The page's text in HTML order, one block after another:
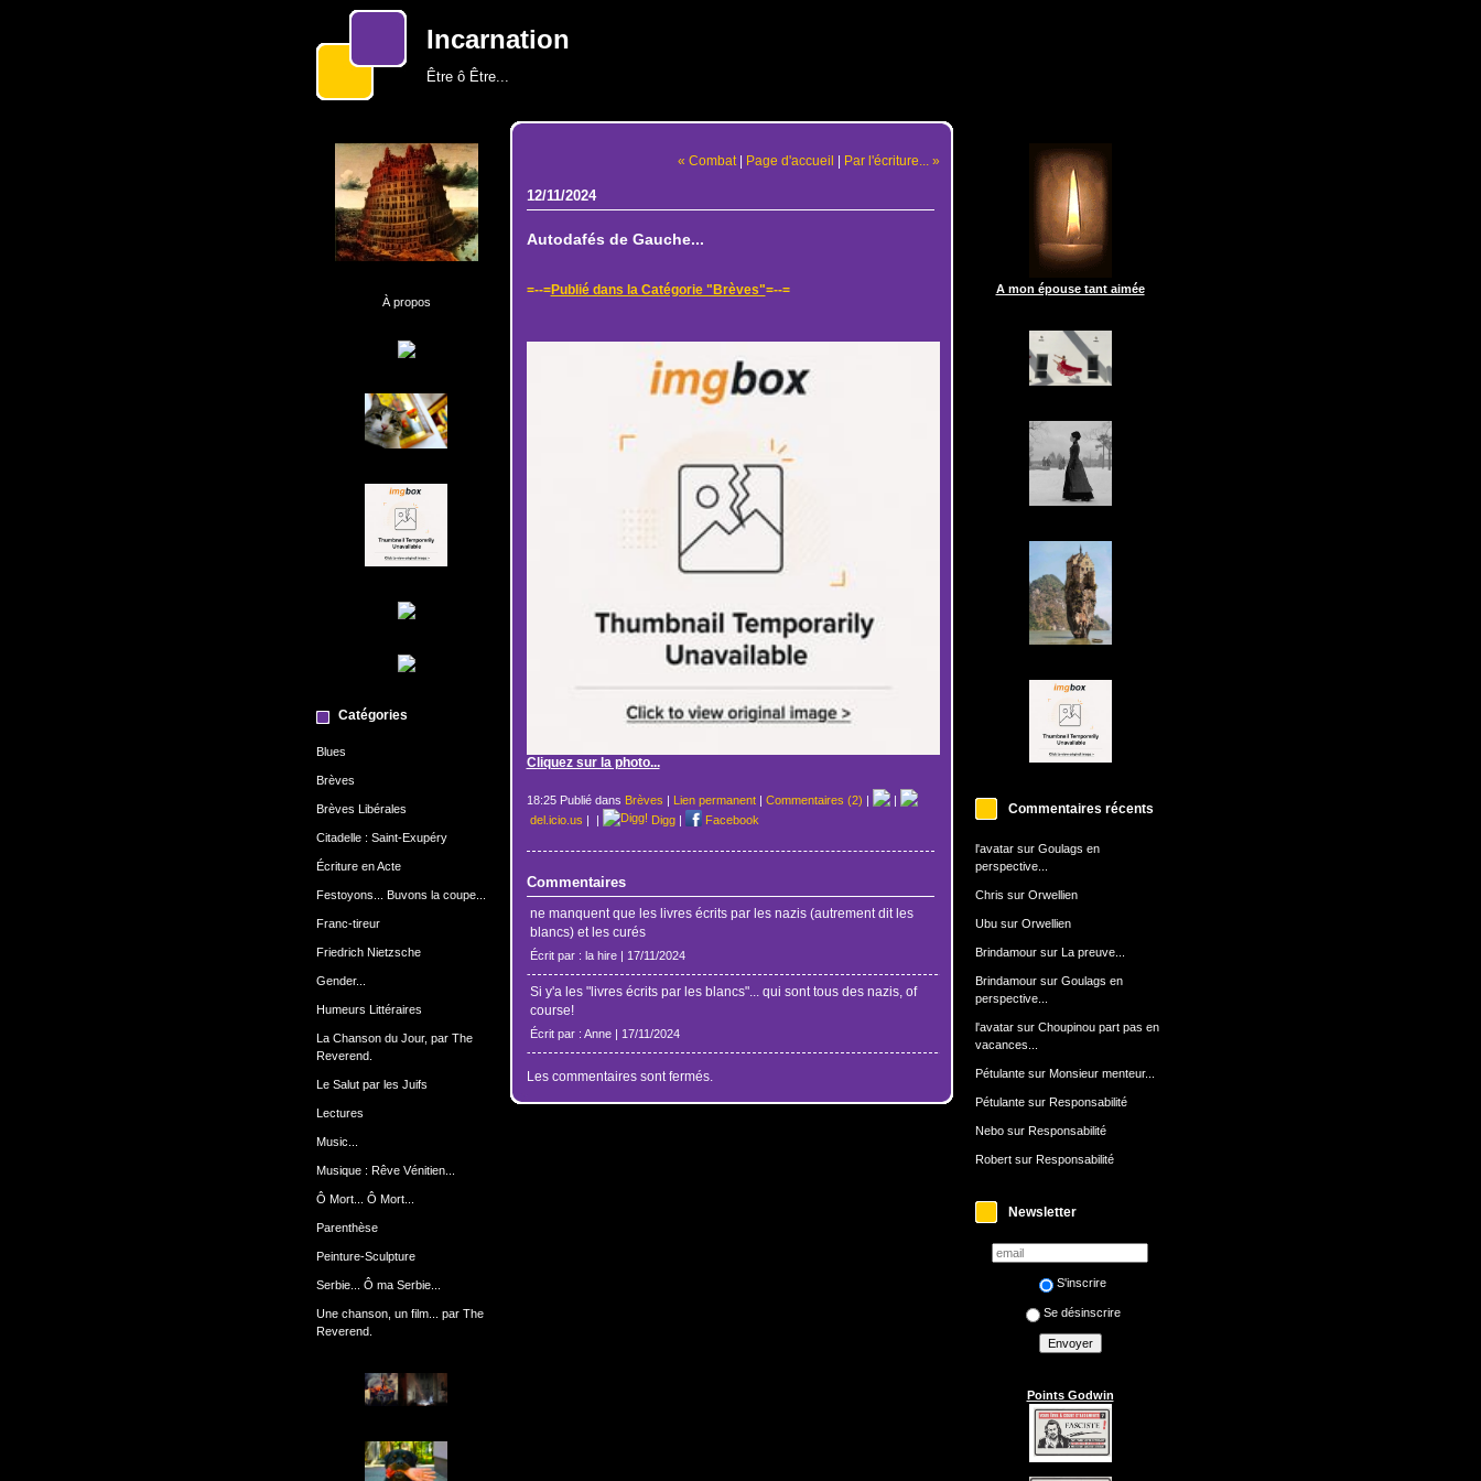
Incarnation
Être ô Être...
À propos
Catégories
Blues
Brèves
Brèves Libérales
Citadelle : Saint-Exupéry
Écriture en Acte
Festoyons... Buvons la coupe...
Franc-tireur
Friedrich Nietzsche
Gender...
Humeurs Littéraires
La Chanson du Jour, par The
Reverend.
Le Salut par les Juifs
Lectures
Music...
Musique : Rêve Vénitien...
Ô Mort... Ô Mort...
Parenthèse
Peinture-Sculpture
Serbie... Ô ma Serbie...
Une chanson, un film... par The
Reverend.
A mon épouse tant aimée
Commentaires récents
l'avatarsur Goulags en
perspective...
Chris sur Orwellien
Ubusur Orwellien
Brindamoursur La preuve...
Brindamoursur Goulags en
perspective...
l'avatarsur Choupinou part pas en
vacances...
Pétulantesur Monsieur menteur...
Pétulantesur Responsabilité
Nebosur Responsabilité
Robertsur Responsabilité
Newsletter
S'inscrire
Se désinscrire
Points Godwin
« Combat| Page d'accueil | Par l'écriture... »
12/11/2024
Autodafés de Gauche...
=--=Publié dans la Catégorie "Brèves"=--=
Cliquez sur la photo...
18:25 Publié dans Brèves | Lien permanent| Commentaires (2) |
|
del.icio.us | | Digg| Facebook
Commentaires
ne manquent que les livres écrits par les nazis (autrement dit les
blancs) et les curés
Écrit par : la hire | 17/11/2024
Si y'a les "livres écrits par les blancs"... qui sont tous des nazis, of
course!
Écrit par : Anne | 17/11/2024
Les commentaires sont fermés.